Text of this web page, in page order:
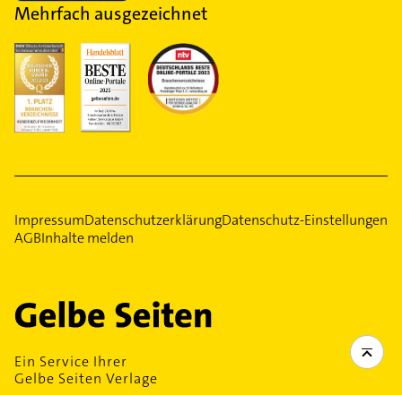
Mehrfach ausgezeichnet
ImpressumDatenschutzerklärungDatenschutz-Einstellungen
AGBInhalte melden
Ein Service Ihrer
Gelbe Seiten Verlage